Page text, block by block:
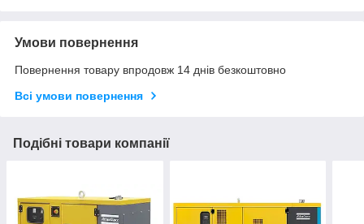
Умови повернення
Повернення товару впродовж 14 днів безкоштовно
Всі умови повернення
Подібні товари компанії